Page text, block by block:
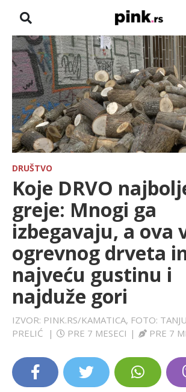
NASLOVNA
VESTI
ZADRUGA
SHOWBIZ
HRONIKA
PINKOVE ZVEZDE
TV
SPORT
LIFESTYLE
DRUŠTVO
Koje DRVO
greje: Mnogi ga
izbegavaju, a ova
ogrevnog drveta
najveću gustinu i
najduže gori
IZVOR: PINK.RS/KAMATICA, FOTO:
PRELIĆ
| PRE 7 MESECI | PRE 7